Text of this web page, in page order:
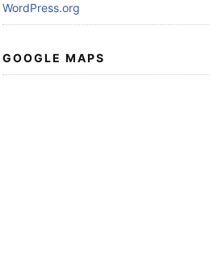
WordPress.org
GOOGLE MAPS